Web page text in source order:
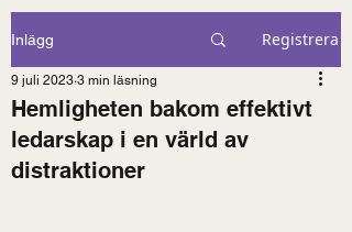
Inlägg Registrera
Hemligheten bakom effektivt
ledarskap i en värld av
distraktioner
9 juli 2023 3 min läsning